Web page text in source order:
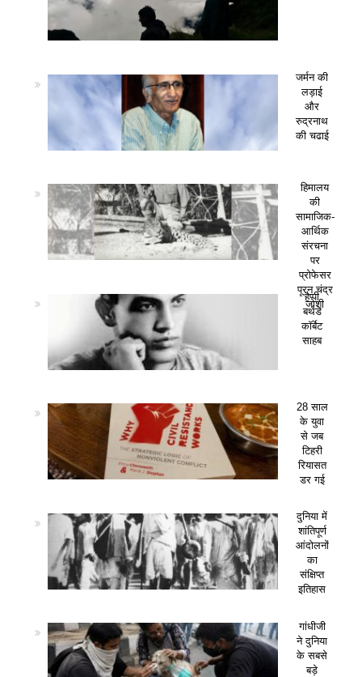
जर्मन की
लड़ाई
और
रुद्रनाथ
की चढाई
हिमालय
की
सामाजिक-
आर्थिक
संरचना
पर
प्रोफेसर
पूरन चंद्र
जोशी
हैप्पी
बर्थडे
कॉर्बेट
साहब
28 साल
के युवा
से जब
टिहरी
रियासत
डर गई
दुनिया में
शांतिपूर्ण
आंदोलनों
का
संक्षिप्त
इतिहास
गांधीजी
ने दुनिया
के सबसे
बड़े